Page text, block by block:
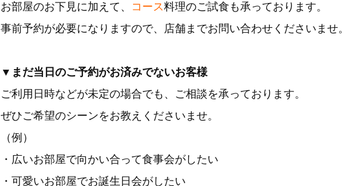
お部屋のお下見に加えて、 コース料理のご試食も承っております。
事前予約が必要になりますので、店舗までお問い合わせくださいませ
▼まだ当日のご予約がお済みでないお客様
ご利用日時などが未定の場合でも、ご相談を承っております。
ぜひご希望のシーンをお教えくださいませ。
（例）
・広いお部屋で向かい合って食事会がしたい
・可愛いお部屋でお誕生日会がしたい